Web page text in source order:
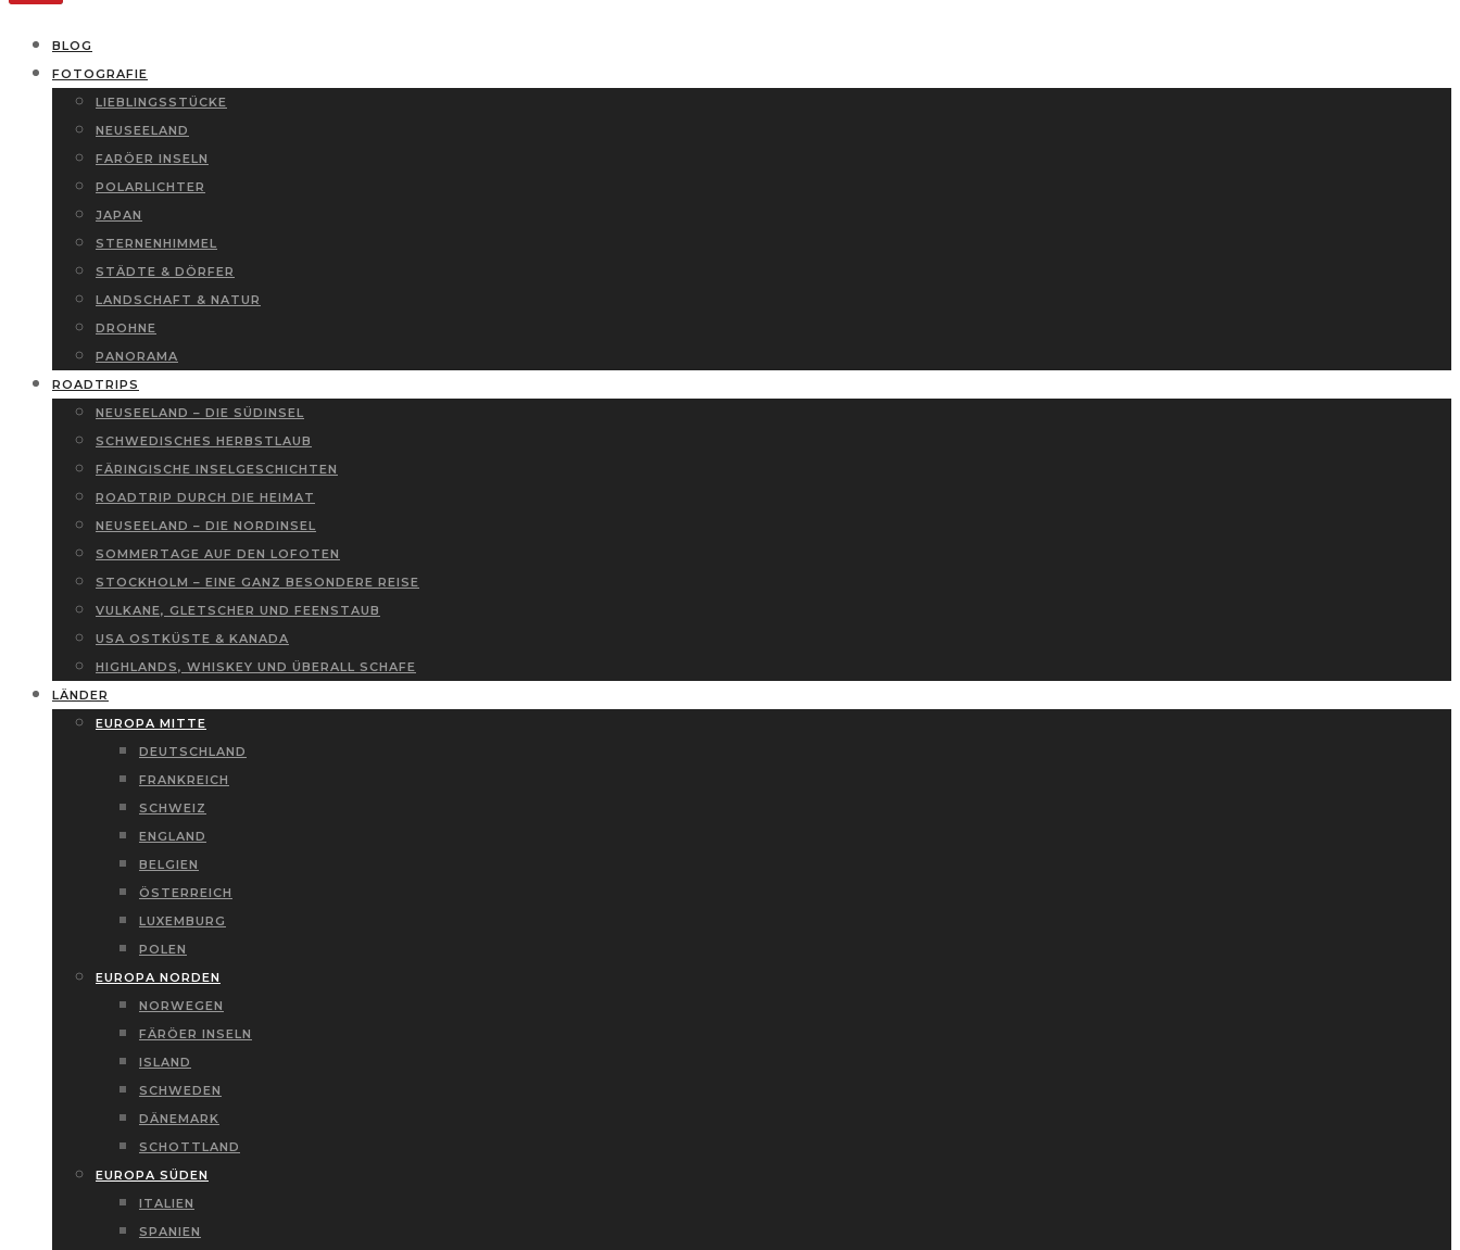
BLOG
FOTOGRAFIE
LIEBLINGSSTÜCKE
NEUSEELAND
FARÖER INSELN
POLARLICHTER
JAPAN
STERNENHIMMEL
STÄDTE & DÖRFER
LANDSCHAFT & NATUR
DROHNE
PANORAMA
ROADTRIPS
NEUSEELAND – DIE SÜDINSEL
SCHWEDISCHES HERBSTLAUB
FÄRINGISCHE INSELGESCHICHTEN
ROADTRIP DURCH DIE HEIMAT
NEUSEELAND – DIE NORDINSEL
SOMMERTAGE AUF DEN LOFOTEN
STOCKHOLM – EINE GANZ BESONDERE REISE
VULKANE, GLETSCHER UND FEENSTAUB
USA OSTKÜSTE & KANADA
HIGHLANDS, WHISKEY UND ÜBERALL SCHAFE
LÄNDER
EUROPA MITTE
DEUTSCHLAND
FRANKREICH
SCHWEIZ
ENGLAND
BELGIEN
ÖSTERREICH
LUXEMBURG
POLEN
EUROPA NORDEN
NORWEGEN
FÄRÖER INSELN
ISLAND
SCHWEDEN
DÄNEMARK
SCHOTTLAND
EUROPA SÜDEN
ITALIEN
SPANIEN